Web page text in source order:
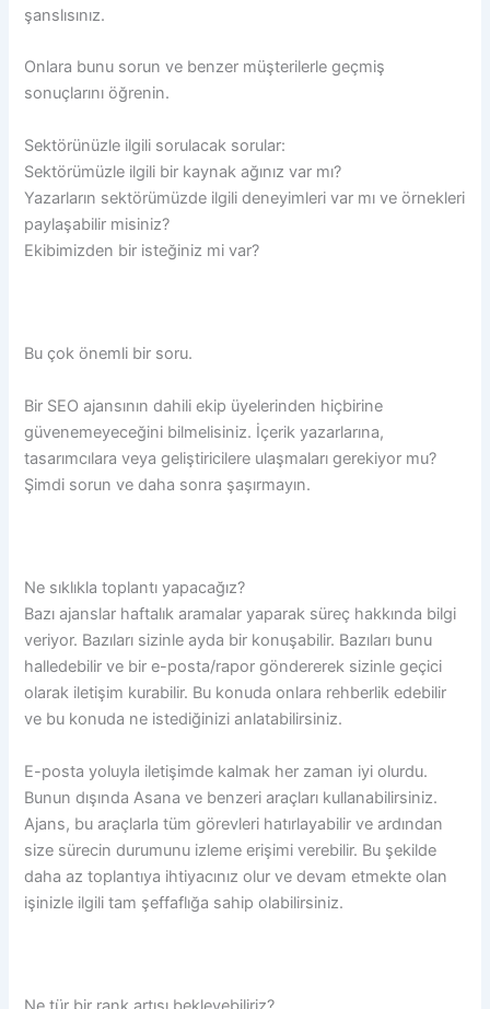
şanslısınız.
Onlara bunu sorun ve benzer müşterilerle geçmiş
sonuçlarını öğrenin.
Sektörünüzle ilgili sorulacak sorular:
Sektörümüzle ilgili bir kaynak ağınız var mı?
Yazarların sektörümüzde ilgili deneyimleri var mı ve örnekleri
paylaşabilir misiniz?
Ekibimizden bir isteğiniz mi var?
Bu çok önemli bir soru.
Bir SEO ajansının dahili ekip üyelerinden hiçbirine
güvenemeyeceğini bilmelisiniz. İçerik yazarlarına,
tasarımcılara veya geliştiricilere ulaşmaları gerekiyor mu?
Şimdi sorun ve daha sonra şaşırmayın.
Ne sıklıkla toplantı yapacağız?
Bazı ajanslar haftalık aramalar yaparak süreç hakkında bilgi
veriyor. Bazıları sizinle ayda bir konuşabilir. Bazıları bunu
halledebilir ve bir e-posta/rapor göndererek sizinle geçici
olarak iletişim kurabilir. Bu konuda onlara rehberlik edebilir
ve bu konuda ne istediğinizi anlatabilirsiniz.
E-posta yoluyla iletişimde kalmak her zaman iyi olurdu.
Bunun dışında Asana ve benzeri araçları kullanabilirsiniz.
Ajans, bu araçlarla tüm görevleri hatırlayabilir ve ardından
size sürecin durumunu izleme erişimi verebilir. Bu şekilde
daha az toplantıya ihtiyacınız olur ve devam etmekte olan
işinizle ilgili tam şeffaflığa sahip olabilirsiniz.